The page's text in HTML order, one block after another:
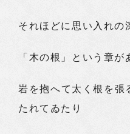
それほどに思い入れの
「木の根」という章が
岩を抱へて太く根を張
たれてゐたり